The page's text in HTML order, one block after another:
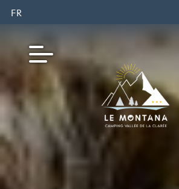
FR